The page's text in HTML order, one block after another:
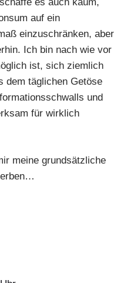
auf ein
einzuschränken, aber
Ich bin nach wie vor
ist, sich ziemlich
dem täglichen Getöse
und
für wirklich
meine grundsätzliche